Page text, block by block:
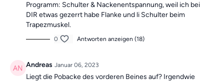
Programm: Schulter & Nackenentspannung, weil ich bei
DIR etwas gezerrt habe Flanke und li Schulter beim
Trapezmuskel.
0 Antworten anzeigen (18)
Andreas Januar 06, 2023
Liegt die Pobacke des vorderen Beines auf? Irgendwie